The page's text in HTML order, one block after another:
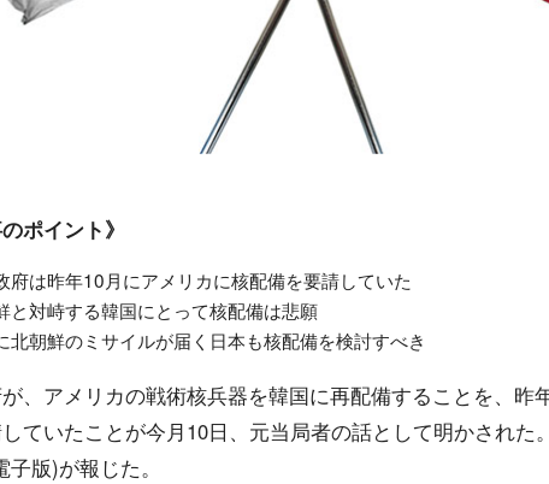
ポイント》
府は昨年10月にアメリカに核配備を要請していた
と対峙する韓国にとって核配備は悲願
北朝鮮のミサイルが届く日本も核配備を検討すべき
、アメリカの戦術核兵器を韓国に再配備することを、昨
ていたことが今月10日、元当局者の話として明かされた
子版)が報じた。